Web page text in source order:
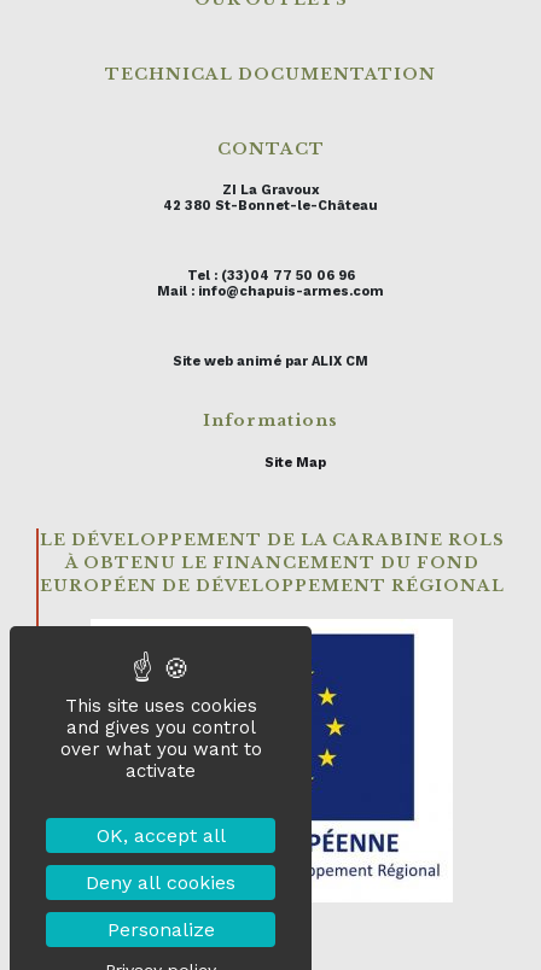
TECHNICAL DOCUMENTATION
CONTACT
ZI La Gravoux
42 380 St-Bonnet-le-Château
Tel : (33)04 77 50 06 96
Mail : info@chapuis-armes.com
Site web animé par ALIX CM
Informations
Site Map
LE DÉVELOPPEMENT DE LA CARABINE ROLS
À OBTENU LE FINANCEMENT DU FOND
EUROPÉEN DE DÉVELOPPEMENT RÉGIONAL
This site uses cookies
and gives you control
over what you want to
activate
OK, accept all
Deny all cookies
Personalize